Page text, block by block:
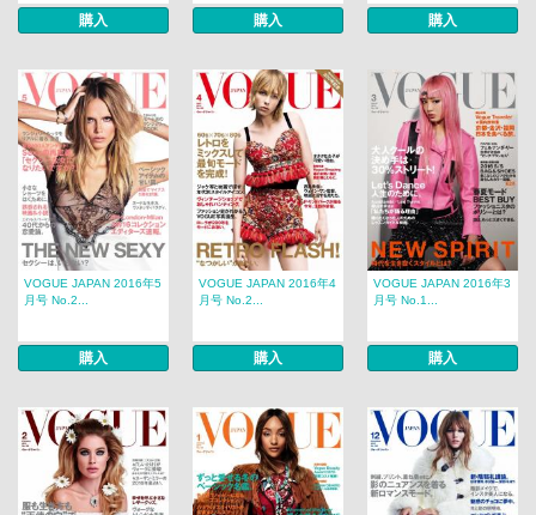
購入 購入 購入
VOGUE JAPAN 2016年5
月号 No.2...
購入
VOGUE JAPAN 2016年4
月号 No.2...
購入
VOGUE JAPAN 2016年3
月号 No.1...
購入